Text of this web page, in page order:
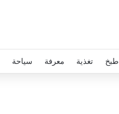
طبخ تغذية معرفة سياحة